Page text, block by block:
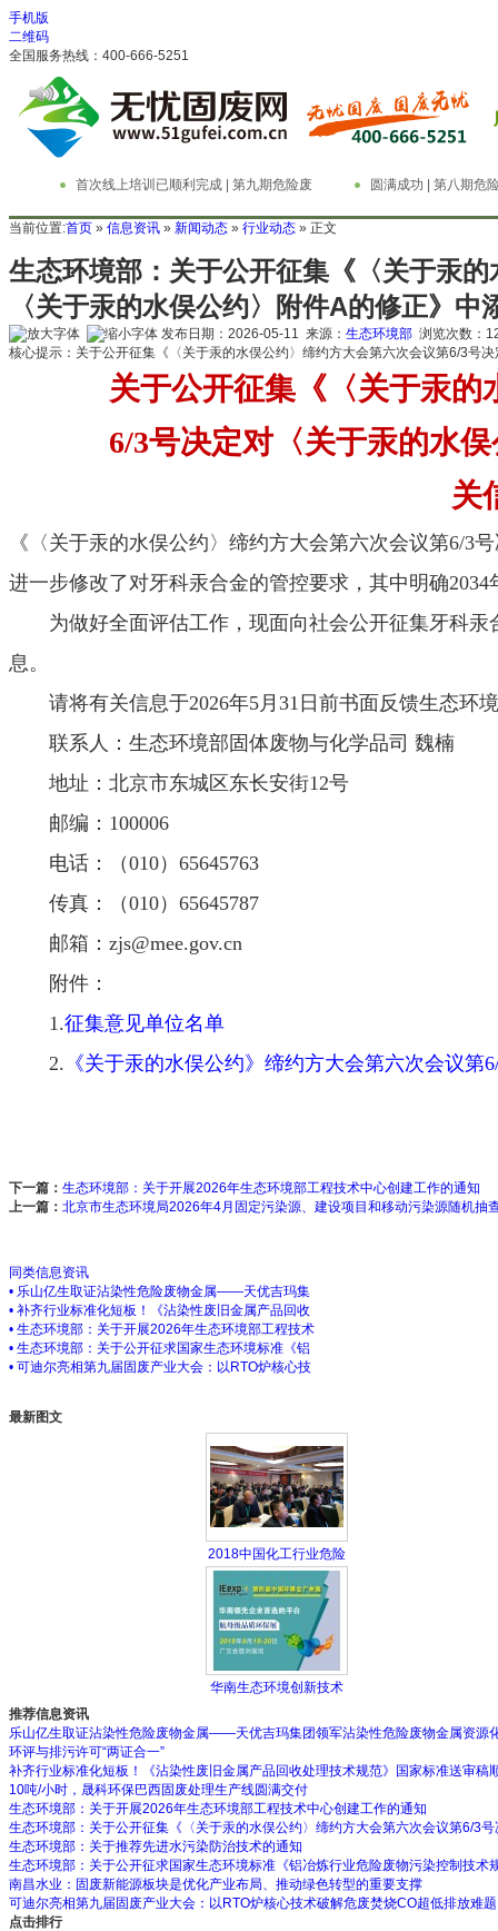
手机版
二维码
全国服务热线：400-666-5251
首次线上培训已顺利完成 | 第九期危险废
物管理与技术实务精英特训营
圆满成功 | 第八期危
务精英特训营
当前位置:首页 » 信息资讯 » 新闻动态 » 行业动态 » 正文
生态环境部：关于公开征集《〈关于汞
〈关于汞的水俣公约〉附件A的修正》
发布日期：2026-05-11 来源： 生态环境部 浏览次数：
核心提示：关于公开征集《〈关于汞的水俣公约〉缔约方大会第六次会议第6/3号
关于公开征集《〈关于汞
6/3号决定对〈关于汞的水
关
《〈关于汞的水俣公约〉缔约方大会第六次会议第6/3
进一步修改了对牙科汞合金的管控要求，其中明确
为做好全面评估工作，现面向社会公开征集牙科汞
息。
请将有关信息于2026年5月31日前书面反馈生态环
联系人：生态环境部固体废物与化学品司 魏楠
地址：北京市东城区东长安街12号
邮编：100006
电话：（010）65645763
传真：（010）65645787
邮箱：zjs@mee.gov.cn
附件：
1.征集意见单位名单
2. 《关于汞的水俣公约》缔约方大会第六次会议
下一篇： 生态环境部：关于开展2026年生态环境部工程技术中心创建工作的通知
上一篇： 北京市生态环境局2026年4月固定污染源、建设项目和移动污染源随机抽
同类信息资讯
• 乐山亿生取证沾染性危险废物金属——天优吉玛集
• 补齐行业标准化短板！《沾染性废旧金属产品回收
• 生态环境部：关于开展2026年生态环境部工程技术
• 生态环境部：关于公开征求国家生态环境标准《铝
• 可迪尔亮相第九届固废产业大会：以RTO炉核心技
最新图文
2018中国化工行业危险
华南生态环境创新技术
推荐信息资讯
乐山亿生取证沾染性危险废物金属——天优吉玛集团领军沾染性危险废物金属资源
环评与排污许可“两证合一”
补齐行业标准化短板！《沾染性废旧金属产品回收处理技术规范》国家标准送审稿
10吨/小时，晟科环保巴西固废处理生产线圆满交付
生态环境部：关于开展2026年生态环境部工程技术中心创建工作的通知
生态环境部：关于公开征集《〈关于汞的水俣公约〉缔约方大会第六次会议第6/3
生态环境部：关于推荐先进水污染防治技术的通知
生态环境部：关于公开征求国家生态环境标准《铝冶炼行业危险废物污染控制技术
南昌水业：固废新能源板块是优化产业布局、推动绿色转型的重要支撑
可迪尔亮相第九届固废产业大会：以RTO炉核心技术破解危废焚烧CO超低排放难题
点击排行